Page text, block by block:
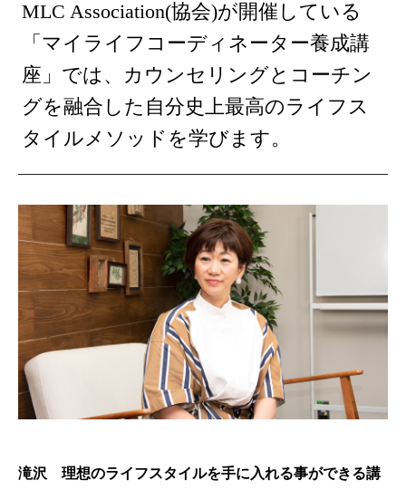
MLC Association(協会)が開催している
「マイライフコーディネーター養成講
座」では、カウンセリングとコーチン
グを融合した自分史上最高のライフス
タイルメソッドを学びます。
滝沢 理想のライフスタイルを手に入れる事ができる講